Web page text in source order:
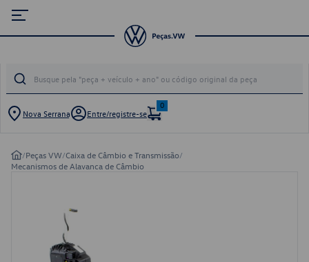
Nova Serrana Entre/registre-se
0
/Peças VW/Caixa de Câmbio e Transmissão/
Mecanismos de Alavanca de Câmbio